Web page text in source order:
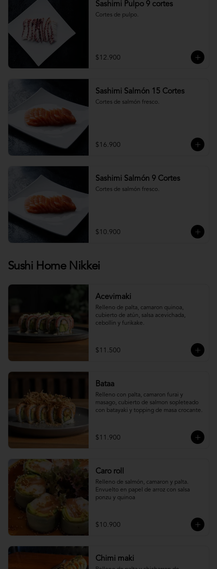
Sashimi Pulpo 9 cortes
Cortes de pulpo.
$12.900
Sashimi Salmón 15 Cortes
Cortes de salmón fresco.
$16.900
Sashimi Salmón 9 Cortes
Cortes de salmón fresco.
$10.900
Sushi Home Nikkei
Acevimaki
Relleno de palta, camaron quinoa,
cubierto de atún, salsa acevichada,
cebollin y furikake.
$11.500
Bataa
Relleno con palta, camaron furai y
masago, cubierto de salmon sopleteado
con batayaki y topping de masa crocante.
$11.900
Caro roll
Relleno de salmón, camaron y palta.
Envuelto en papel de arroz con salsa
ponzu y quinoa
$10.900
Chimi maki